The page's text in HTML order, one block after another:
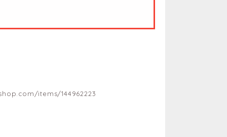
items/144962223